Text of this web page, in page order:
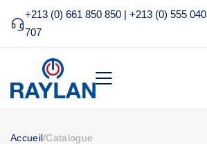
+213 (0) 661 850 850 | +213 (0) 555 040
707
Accueil/Catalogue